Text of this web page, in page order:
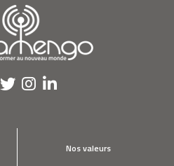
Nos valeurs